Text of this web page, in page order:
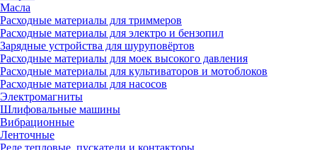
Масла
Расходные материалы для триммеров
Расходные материалы для электро и бензопил
Зарядные устройства для шуруповёртов
Расходные материалы для моек высокого давления
Расходные материалы для культиваторов и мотоблоков
Расходные материалы для насосов
Электромагниты
Шлифовальные машины
Вибрационные
Ленточные
Реле тепловые, пускатели и контакторы